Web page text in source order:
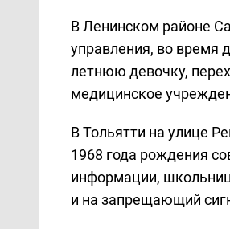
В Ленинском районе
управления, во время
летнюю девочку,
медицинское
В Тольятти на улице
1968 года рождения
информации,
и на запрещающий